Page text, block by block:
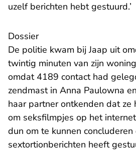
uzelf berichten hebt gestuurd.’
Dossier
De politie kwam bij Jaap uit
twintig minuten van zijn
omdat 4189 contact had
zendmast in Anna Paulowna
haar partner ontkenden dat
om seksfilmpjes op het
dun om te kunnen concluderen
sextortionberichten heeft